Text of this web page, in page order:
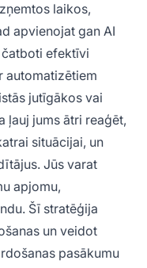
laikos,
apvienojat gan AI
efektīvi
automatizētiem
jutīgākos vai
ļauj jums ātri reaģēt,
situācijai, un
Jūs varat
apjomu,
Šī stratēģija
un veidot
pasākumu